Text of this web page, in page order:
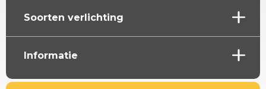
Soorten verlichting
Informatie